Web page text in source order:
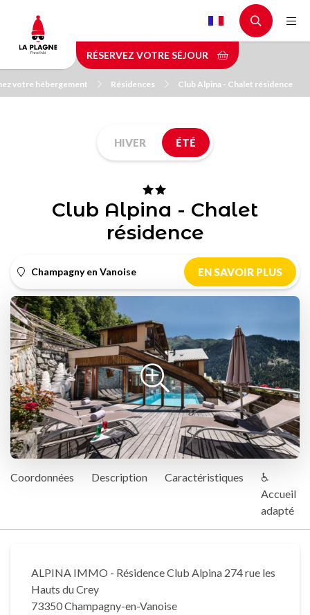
contenu
principal
RÉSERVEZ VOTRE SÉJOUR
votre hébergement Résidences Club Alpina - Chalet résidence
HIVER ÉTÉ
Club Alpina - Chalet
résidence
Champagny en Vanoise EN SAVOIR PLUS
Coordonnées Description Caractéristiques
♿
Accueil
adapté
ALPINA IMMO - Résidence Club Alpina 274 rue les
Hauts du Crey
73350 Champagny-en-Vanoise